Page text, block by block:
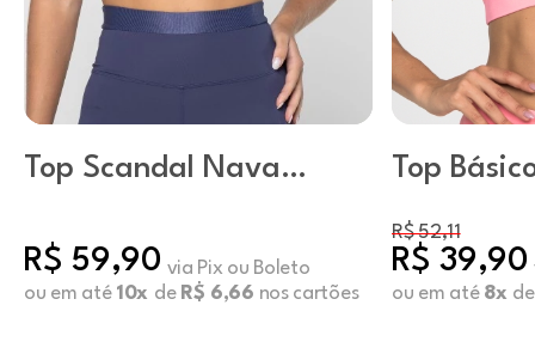
Top Scandal Naval
R$ 59,90 via Pix ou Boleto
ou em até 10x de R$ 6,66 nos cartões
Top
R$ 52,11
R$ 39,90
ou em até 8x